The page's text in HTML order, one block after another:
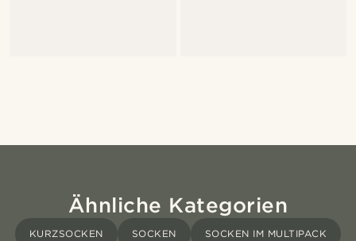
Ähnliche Kategorien
KURZSOCKEN SOCKEN SOCKEN IM MULTIPACK